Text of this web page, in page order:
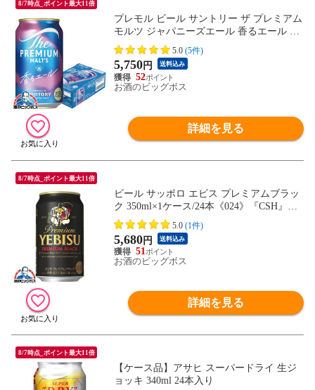
8/7時点_ポイント最大11倍
プレモル ビール サントリー ザ プレミアム
モルツ ジャパニーズエール 香るエール 35
0ml×1ケース/24本《024》『IAS』【本州の
み 送料無料】
5.0 (5件)
5,750円 送料込み
52
お酒のビッグボス
詳細を見る
8/7時点_ポイント最大11倍
ビール サッポロ エビス プレミアムブラッ
ク 350ml×1ケース/24本《024》『CSH』
【本州のみ 送料無料】ヱビス
5.0 (1件)
5,680円 送料込み
51
お酒のビッグボス
詳細を見る
8/7時点_ポイント最大11倍
【ケース品】アサヒ スーパードライ 生ジ
ョッキ 340ml 24本入り